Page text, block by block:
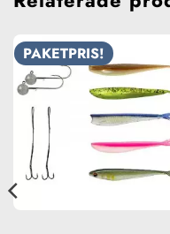
PAKETPRIS!